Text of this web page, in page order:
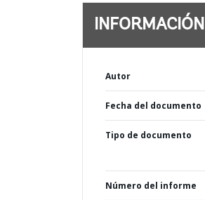
INFORMACIÓN
Autor
Fecha del documento
Tipo de documento
Número del informe